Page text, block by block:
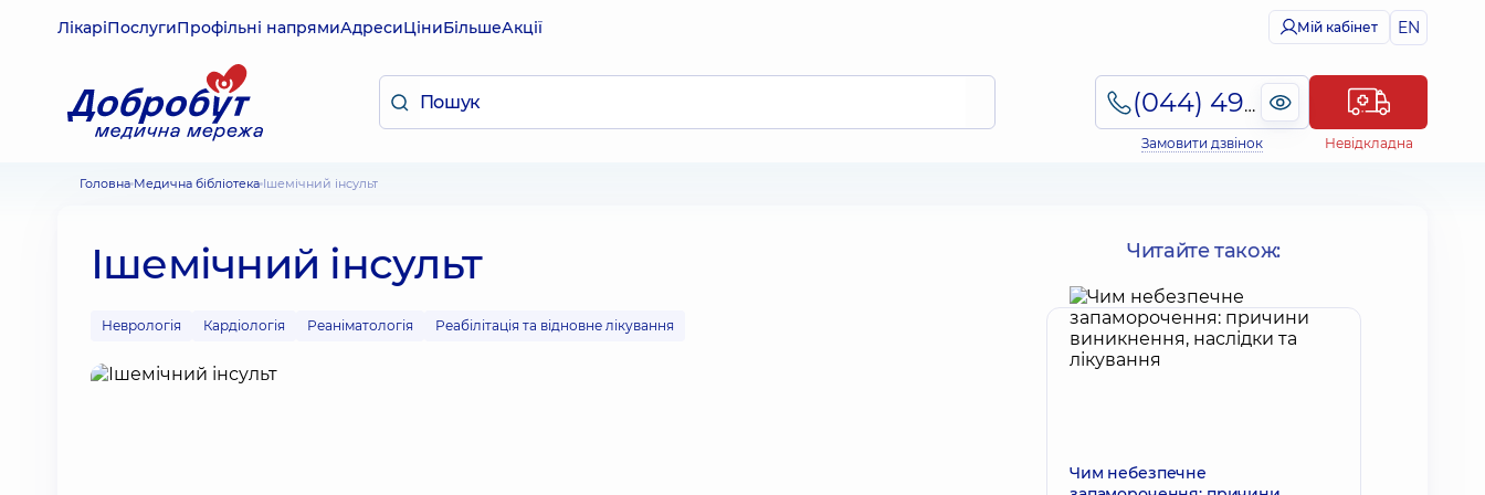
ЛікаріПослугиПрофільні напрямиАдресиЦіниБільшеАкції Мій кабінет EN
(044) 495-2-888
Замовити дзвінок Невідкладна
Головна Медична бібліотека Ішемічний інсульт
Ішемічний інсульт
Неврологія Кардіологія Реаніматологія Реабілітація та відновне лікування
Читайте також:
Чим небезпечне